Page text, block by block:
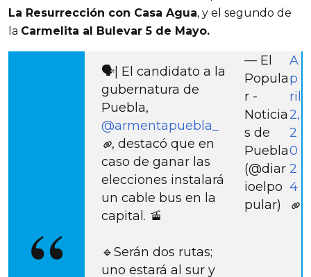
La Resurrección con Casa Agua, y el segundo de
la Carmelita al Bulevar 5 de Mayo.
🗣️| El candidato a la
gubernatura de
Puebla,
@armentapuebla_
, destacó que en
caso de ganar las
elecciones instalará
un cable bus en la
capital. 🚡
🔹Serán dos rutas;
uno estará al sur y
— El
Popula
r -
Noticia
s de
Puebla
(@diar
ioelpo
pular)
A
p
ril
2,
2
0
2
4